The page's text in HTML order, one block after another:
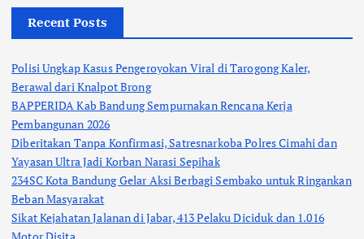
Recent Posts
Polisi Ungkap Kasus Pengeroyokan Viral di Tarogong Kaler,
Berawal dari Knalpot Brong
BAPPERIDA Kab Bandung Sempurnakan Rencana Kerja
Pembangunan 2026
Diberitakan Tanpa Konfirmasi, Satresnarkoba Polres Cimahi dan
Yayasan Ultra Jadi Korban Narasi Sepihak
234SC Kota Bandung Gelar Aksi Berbagi Sembako untuk Ringankan
Beban Masyarakat
Sikat Kejahatan Jalanan di Jabar, 413 Pelaku Diciduk dan 1.016